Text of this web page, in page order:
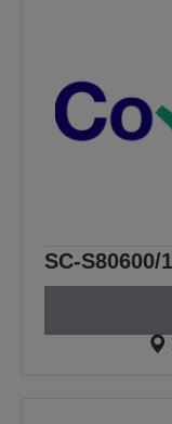
SC-S80600/